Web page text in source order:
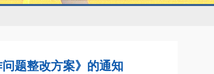
题整改方案》的通知